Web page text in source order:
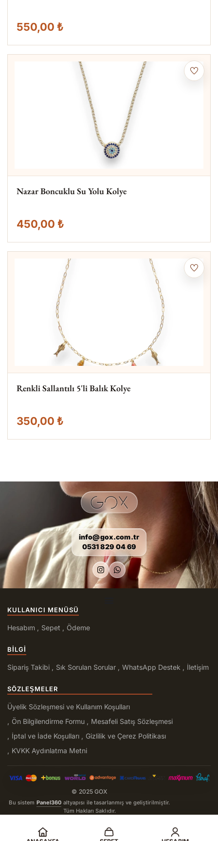
550,00 ₺
Nazar Boncuklu Su Yolu Kolye
450,00 ₺
Renkli Sallantılı 5'li Balık Kolye
350,00 ₺
info@gox.com.tr
0531 829 04 69
KULLANICI MENÜSÜ
Hesabım Sepet Ödeme
BILGI
Sipariş Takibi Sık Sorulan Sorular WhatsApp Destek İletişim
SÖZLEŞMELER
Üyelik Sözleşmesi ve Kullanım Koşulları
Ön Bilgilendirme Formu
Mesafeli Satış Sözleşmesi
İptal ve İade Koşulları
Gizlilik ve Çerez Politikası
KVKK Aydınlatma Metni
© 2025 GOX
Bu sistem Panel360 altyapısı ile tasarlanmış ve geliştirilmiştir.
Tüm Hakları Saklıdır.